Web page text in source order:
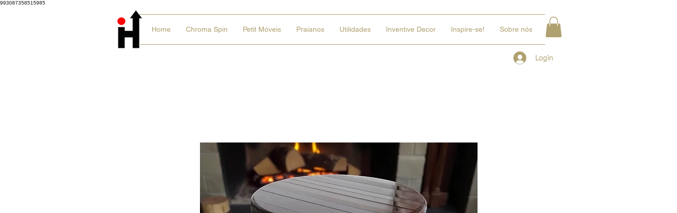
993087358515985
Home Chroma Spin Petit Móveis Praianos Utilidades Inventive Decor Inspire-se! Sobre nós
Login